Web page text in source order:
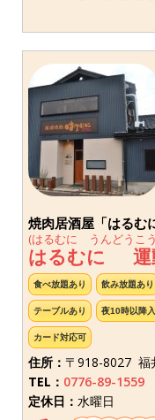
焼肉居酒屋「はるむ
(はるむに うんどうこ
はるむに 運
食べ放題あり 飲み放題あり
テーブルあり 夜10時以降入
カード対応可
住所： 〒918-8027 福
TEL： 0776-89-1559
定休日： 水曜日